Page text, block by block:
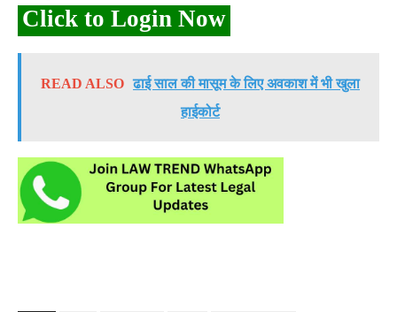
Click to Login Now
READ ALSO ढाई साल की मासूम के लिए अवकाश में भी खुला
हाईकोर्ट